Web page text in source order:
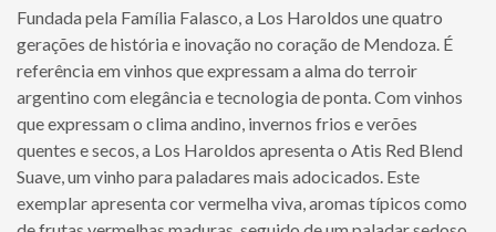
Fundada pela Família Falasco, a Los Haroldos une quatro
gerações de história e inovação no coração de Mendoza. É
referência em vinhos que expressam a alma do terroir
argentino com elegância e tecnologia de ponta. Com vinhos
que expressam o clima andino, invernos frios e verões
quentes e secos, a Los Haroldos apresenta o Atis Red Blend
Suave, um vinho para paladares mais adocicados. Este
exemplar apresenta cor vermelha viva, aromas típicos como